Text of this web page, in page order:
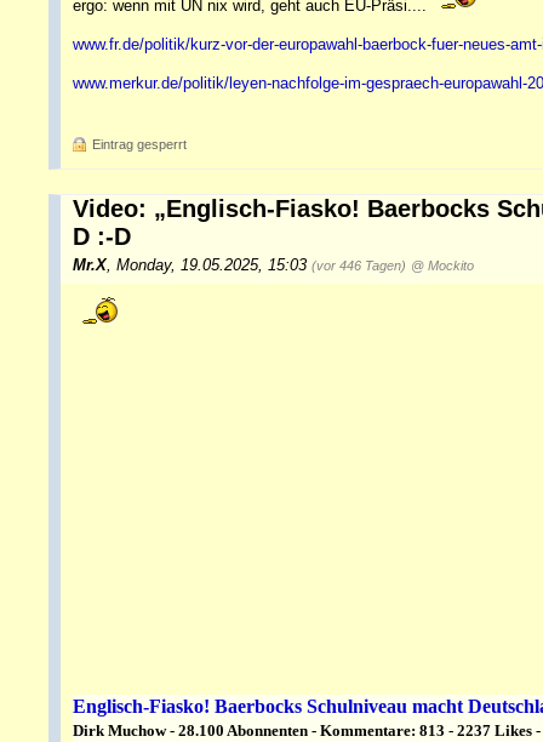
ergo: wenn mit UN nix wird, geht auch EU-Präsi....
www.fr.de/politik/kurz-vor-der-europawahl-baerbock-fuer-neues-
www.merkur.de/politik/leyen-nachfolge-im-gespraech-europawahl-
Eintrag gesperrt
Video: „Englisch-Fiasko! Baerbocks
D :-D
Mr.X, Monday, 19.05.2025, 15:03 (vor 446 Tagen) @ Mockito
Englisch-Fiasko! Baerbocks Schulniveau macht
Dirk Muchow - 28.100 Abonnenten - Kommentare: 813 - 2237 Likes